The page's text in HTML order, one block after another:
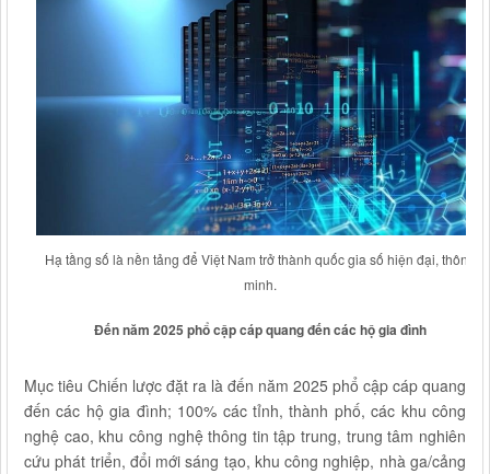
Hạ tầng số là nền tảng để Việt Nam trở thành quốc gia số hiện đại, thông
minh.
Đến năm 2025 phổ cập cáp quang đến các hộ gia đình
Mục tiêu Chiến lược đặt ra là đến năm 2025 phổ cập cáp quang
đến các hộ gia đình; 100% các tỉnh, thành phố, các khu công
nghệ cao, khu công nghệ thông tin tập trung, trung tâm nghiên
cứu phát triển, đổi mới sáng tạo, khu công nghiệp, nhà ga/cảng